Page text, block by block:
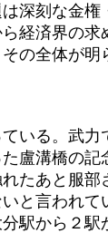
深刻な金
経済界の
の全体が
いる。武力
盧溝橋の
たあと服部
と言われ
駅から２